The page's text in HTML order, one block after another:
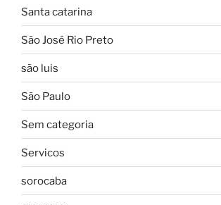
Santa catarina
São José Rio Preto
são luis
São Paulo
Sem categoria
Servicos
sorocaba